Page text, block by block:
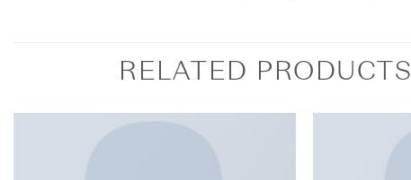
RELATED PRODUCTS